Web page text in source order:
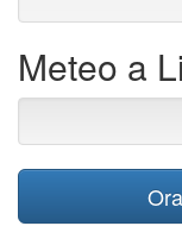
Meteo a